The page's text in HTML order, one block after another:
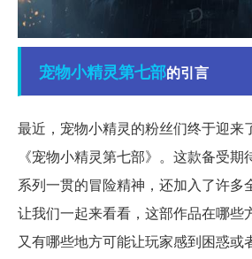
宠物小精灵第七部的引言
最近，宠物小精灵的粉丝们终于迎
《宠物小精灵第七部》。这款备受
系列一贯的冒险精神，还加入了许多
让我们一起来看看，这部作品在哪些
又有哪些地方可能让玩家感到困惑或